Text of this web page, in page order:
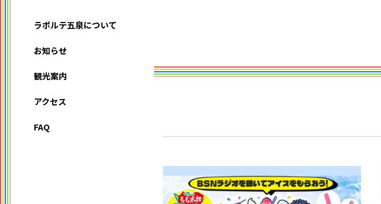
ラポルテ五泉について
お知らせ
観光案内
アクセス
FAQ